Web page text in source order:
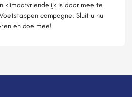
klimaatvriendelijk is door mee te
campagne. Sluit u nu
en doe mee!